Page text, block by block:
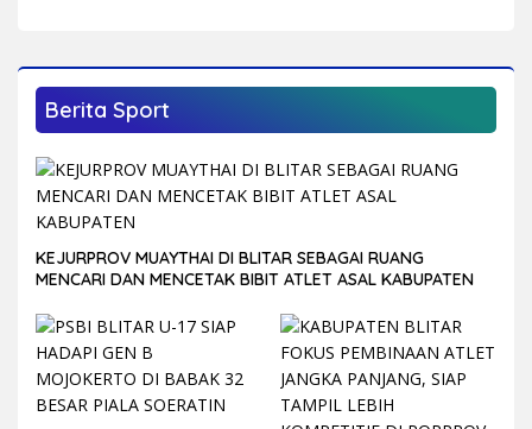
Berita Sport
KEJURPROV MUAYTHAI DI BLITAR SEBAGAI RUANG
MENCARI DAN MENCETAK BIBIT ATLET ASAL KABUPATEN